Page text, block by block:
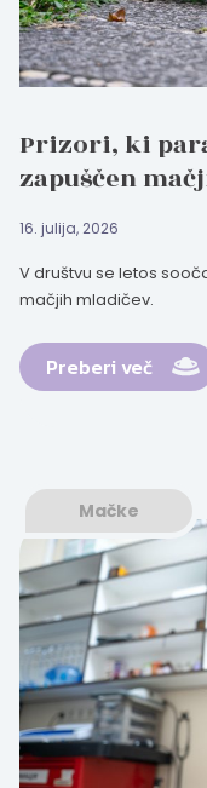
Prizori, ki
zapuščen
16. julija, 2026
V društvu se letos
mačjih mladičev.
Preberi več
Mačke